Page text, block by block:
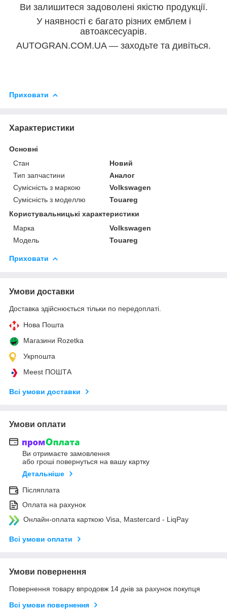
Ви залишитеся задоволені якістю продукції.
У наявності є багато різних емблем і
автоаксесуарів.
AUTOGRAN.COM.UA — заходьте та дивіться.
Приховати
Характеристики
Основні
Стан
Новий
Тип запчастини
Аналог
Сумісність з маркою
Volkswagen
Сумісність з моделлю
Touareg
Користувальницькі характеристики
Марка
Volkswagen
Модель
Touareg
Приховати
Умови доставки
Доставка здійснюється тільки по передоплаті.
Нова Пошта
Магазини Rozetka
Укрпошта
Meest ПОШТА
Всі умови доставки
Умови оплати
Ви отримаєте замовлення
або гроші повернуться на вашу картку
Детальніше
Післяплата
Оплата на рахунок
Онлайн-оплата карткою Visa, Mastercard - LiqPay
Всі умови оплати
Умови повернення
Повернення товару впродовж 14 днів за рахунок покупця
Всі умови повернення